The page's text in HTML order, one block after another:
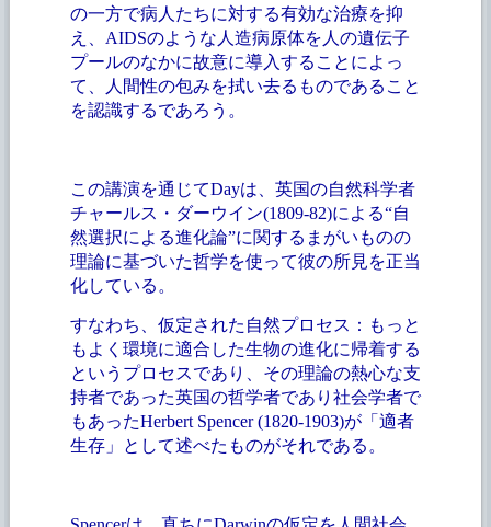
の一方で病人たちに対する有効な治療を抑
え、AIDSのような人造病原体を人の遺伝子
プールのなかに故意に導入することによっ
て、人間性の包みを拭い去るものであること
を認識するであろう。
この講演を通じてDayは、英国の自然科学者
チャールス・ダーウイン(1809-82)による“自
然選択による進化論”に関するまがいものの
理論に基づいた哲学を使って彼の所見を正当
化している。
すなわち、仮定された自然プロセス：もっと
もよく環境に適合した生物の進化に帰着する
というプロセスであり、その理論の熱心な支
持者であった英国の哲学者であり社会学者で
もあったHerbert Spencer (1820-1903)が「適者
生存」として述べたものがそれである。